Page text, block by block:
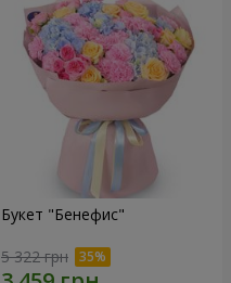
Букет "Бенефис"
5 322 грн